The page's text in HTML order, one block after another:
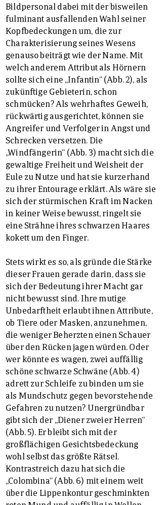
Bildpersonal dabei mit der bisweilen
fulminant ausfallenden Wahl seiner
Kopfbedeckungen um, die zur
Charakterisierung seines Wesens
genauso beiträgt wie der Name. Mit
welch anderem Attribut als Hörnern
sollte sich eine „Infantin“ (Abb. 2), als
zukünftige Gebieterin, schon
schmücken? Als wehrhaftes Geweih,
rückwärtig ausgerichtet, können sie
Angreifer und Verfolger in Angst und
Schrecken versetzen. Die
„Windfängerin“ (Abb. 3) macht sich die
gewaltige Freiheit und Weisheit der
Eule zu Nutze und hat sie kurzerhand
zu ihrer Entourage erklärt. Als wäre sie
sich der stürmischen Kraft im Nacken
in keiner Weise bewusst, ringelt sie
eine Strähne ihres schwarzen Haares
kokett um den Finger.
Stets wirkt es so, als gründe die Stärke
dieser Frauen gerade darin, dass sie
sich der Bedeutung ihrer Macht gar
nicht bewusst sind. Ihre mutige
Unbedarftheit erlaubt ihnen Attribute,
ob Tiere oder Masken, anzunehmen,
die weniger Beherzten einen Schauer
über den Rücken jagen würden. Oder
wer könnte es wagen, zwei auffällig
schöne schwarze Schwäne (Abb. 4)
adrett zur Schleife zu binden um sie
als Mundschutz gegen bevorstehende
Gefahren zu nutzen? Unergründbar
gibt sich der „Diener zweier Herren“
(Abb. 5). Er bleibt sich mit der
großflächigen Gesichtsbedeckung
wohl selbst das größte Rätsel.
Kontrastreich dazu hat sich die
„Colombina“ (Abb. 6) mit einem weit
über die Lippenkontur geschminkten